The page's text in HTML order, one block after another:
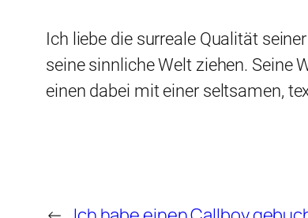
Ich liebe die surreale Qualität
seine sinnliche Welt ziehen. Seine
einen dabei mit einer seltsamen,